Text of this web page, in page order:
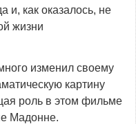
и, как оказалось, не
жизни
изменил своему
картину
роль в этом фильме
Мадонне.